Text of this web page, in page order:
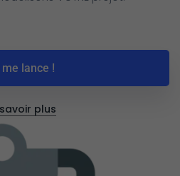
lance !
plus